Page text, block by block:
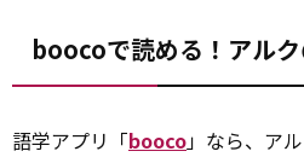
boocoで読める！アル
語学アプリ「booco」なら、ア